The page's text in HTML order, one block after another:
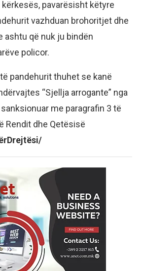
pavarësisht këtyre
vazhduan brohoritjet dhe
ashtu që nuk ju bindën
policor.
pandehurit thuhet se kanë
“Sjellja arrogante” nga
me paragrafin 3 të
Rendit dhe Qetësisë